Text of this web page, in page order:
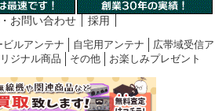
お問い合わせ 採用
ビルアンテナ 自宅用アンテナ
広帯域受信
ジナル商品 その他 お楽しみプレゼント